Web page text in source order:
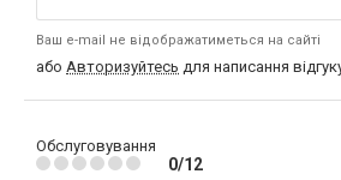
Ваш e-mail не відображатиметься на сайті
або Авторизуйтесь для написання
Обслуговування
0/12